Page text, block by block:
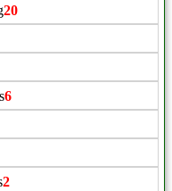
20
6
2